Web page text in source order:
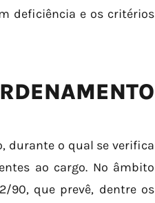
deficiência e os critérios
durante o qual se verifica
ao cargo. No âmbito
90, que prevê, dentre os